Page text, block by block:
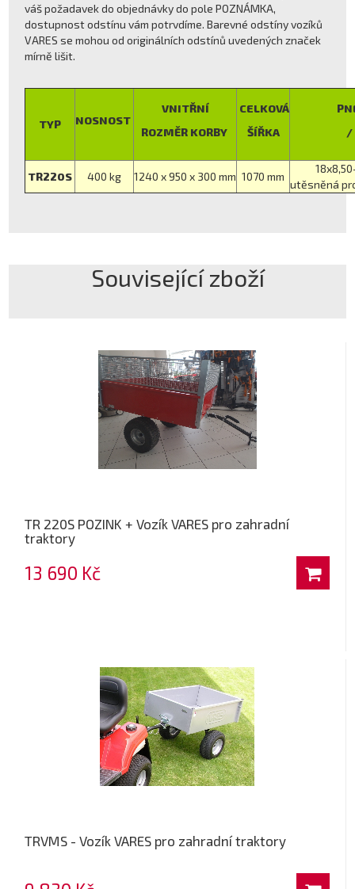
váš požadavek do objednávky do pole POZNÁMKA,
dostupnost odstínu vám potrvdíme. Barevné odstíny vozíků
VARES se mohou od originálních odstínů uvedených značek
mírně lišit.
TYP NOSNOST
VNITŘNÍ
ROZMĚR KORBY
CELKOVÁ
ŠÍŘKA
/
TR220S 400 kg 1240 x 950 x 300 mm 1070 mm
utěsněná
Související zboží
TR 220S POZINK + Vozík VARES pro zahradní
traktory
13 690 Kč
TRVMS - Vozík VARES pro zahradní traktory